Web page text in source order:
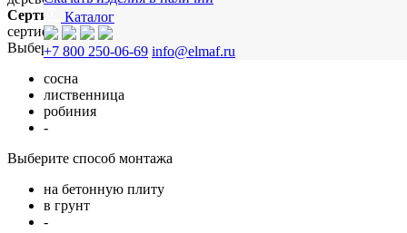
Каталог
+7 800 250-06-69 info@elmaf.ru
Сертификация
сертифицировано
Выберите материал
сосна
лиственница
робиния
-
Выберите способ монтажа
на бетонную плиту
в грунт
-